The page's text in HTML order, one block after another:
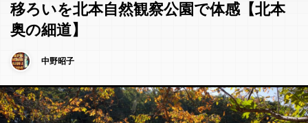
移ろいを北本自然観察公園で体感【北本
奥の細道】
中野昭子